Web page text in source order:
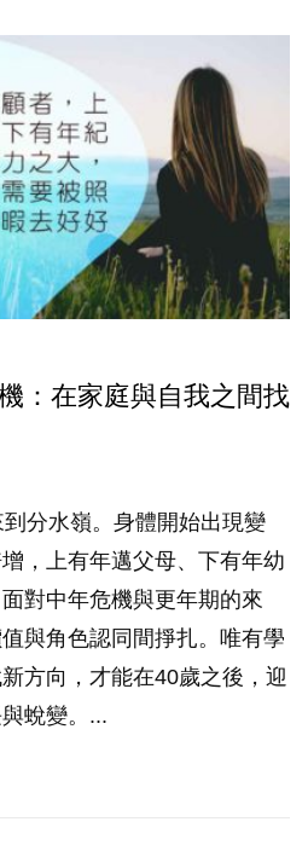
：在家庭與自我之間找
分水嶺。身體開始出現變
，上有年邁父母、下有年幼
對中年危機與更年期的來
與角色認同間掙扎。唯有學
方向，才能在40歲之後，迎
蛻變。...